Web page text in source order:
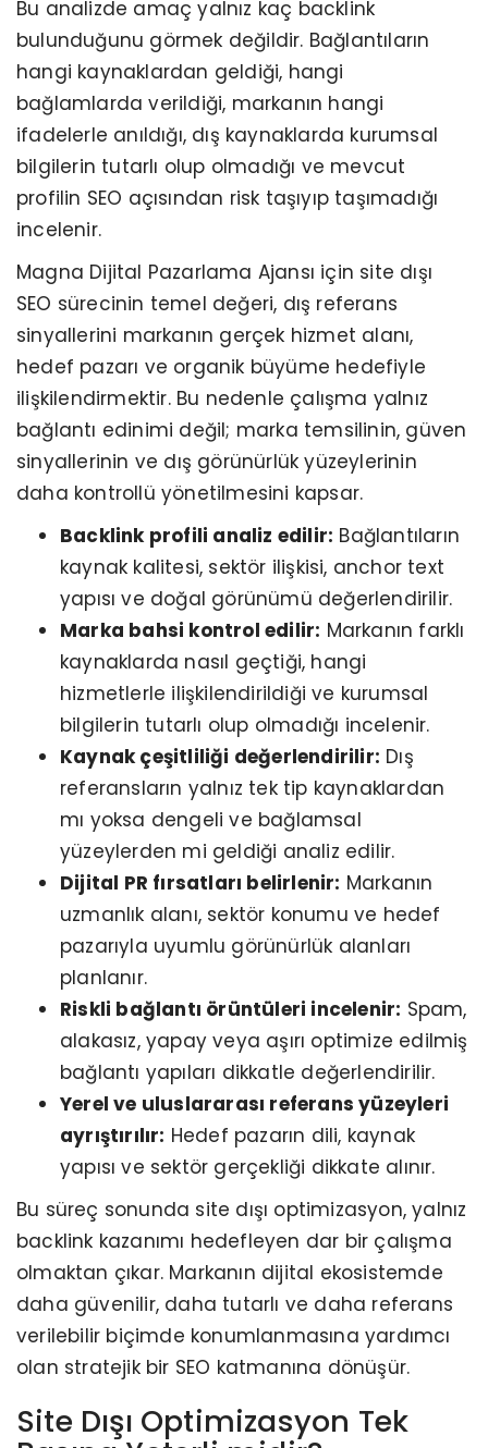
Bu analizde amaç yalnız kaç backlink
bulunduğunu görmek değildir. Bağlantıların
hangi kaynaklardan geldiği, hangi
bağlamlarda verildiği, markanın hangi
ifadelerle anıldığı, dış kaynaklarda kurumsal
bilgilerin tutarlı olup olmadığı ve mevcut
profilin SEO açısından risk taşıyıp taşımadığı
incelenir.
Magna Dijital Pazarlama Ajansı için site dışı
SEO sürecinin temel değeri, dış referans
sinyallerini markanın gerçek hizmet alanı,
hedef pazarı ve organik büyüme hedefiyle
ilişkilendirmektir. Bu nedenle çalışma yalnız
bağlantı edinimi değil; marka temsilinin, güven
sinyallerinin ve dış görünürlük yüzeylerinin
daha kontrollü yönetilmesini kapsar.
Backlink profili analiz edilir: Bağlantıların
kaynak kalitesi, sektör ilişkisi, anchor text
yapısı ve doğal görünümü değerlendirilir.
Marka bahsi kontrol edilir: Markanın farklı
kaynaklarda nasıl geçtiği, hangi
hizmetlerle ilişkilendirildiği ve kurumsal
bilgilerin tutarlı olup olmadığı incelenir.
Kaynak çeşitliliği değerlendirilir: Dış
referansların yalnız tek tip kaynaklardan
mı yoksa dengeli ve bağlamsal
yüzeylerden mi geldiği analiz edilir.
Dijital PR fırsatları belirlenir: Markanın
uzmanlık alanı, sektör konumu ve hedef
pazarıyla uyumlu görünürlük alanları
planlanır.
Riskli bağlantı örüntüleri incelenir: Spam,
alakasız, yapay veya aşırı optimize edilmiş
bağlantı yapıları dikkatle değerlendirilir.
Yerel ve uluslararası referans yüzeyleri
ayrıştırılır: Hedef pazarın dili, kaynak
yapısı ve sektör gerçekliği dikkate alınır.
Bu süreç sonunda site dışı optimizasyon, yalnız
backlink kazanımı hedefleyen dar bir çalışma
olmaktan çıkar. Markanın dijital ekosistemde
daha güvenilir, daha tutarlı ve daha referans
verilebilir biçimde konumlanmasına yardımcı
olan stratejik bir SEO katmanına dönüşür.
Site Dışı Optimizasyon Tek